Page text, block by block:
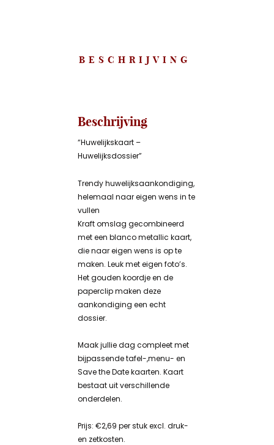
BESCHRIJVING
Beschrijving
“Huwelijkskaart –
Huwelijksdossier”
Trendy huwelijksaankondiging,
helemaal naar eigen wens in te
vullen
Kraft omslag gecombineerd
met een blanco metallic kaart,
die naar eigen wens is op te
maken. Leuk met eigen foto’s.
Het gouden koordje en de
paperclip maken deze
aankondiging een echt
dossier.
Maak jullie dag compleet met
bijpassende tafel-,menu- en
Save the Date kaarten. Kaart
bestaat uit verschillende
onderdelen.
Prijs: €2,69 per stuk excl. druk-
en zetkosten.